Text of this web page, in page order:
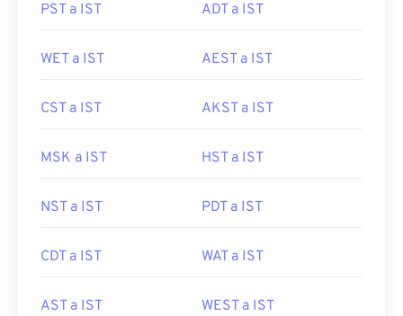
PST a IST ADT a IST
WET a IST AEST a IST
CST a IST AKST a IST
MSK a IST HST a IST
NST a IST PDT a IST
CDT a IST WAT a IST
AST a IST WEST a IST